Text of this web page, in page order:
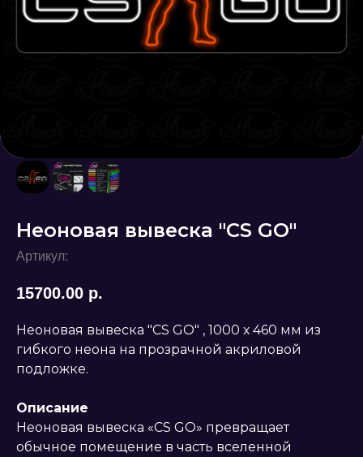
Неоновая вывеска "CS GO"
Артикул:
15700.00 р.
Неоновая вывеска "CS GO" , 1000 х 460 мм из
гибкого неона на прозрачной акриловой
подложке.
Описание
Неоновая вывеска «CS GO» превращает
обычное помещение в часть вселенной